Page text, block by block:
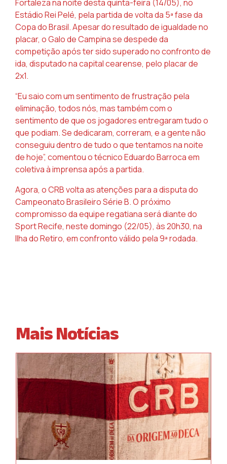
Fortaleza na noite desta quinta-feira (14/05), no
Estádio Rei Pelé, pela partida de volta da 5ª fase da
Copa do Brasil. Apesar do resultado de igualdade no
placar, o Galo de Campina se despede da
competição após ter sido superado no confronto de
ida, disputado na capital cearense, pelo placar de
2x1.
“Eu saio com um sentimento de frustração pela
eliminação, todos nós, mas também com o
sentimento de que os jogadores entregaram tudo o
que podiam. Se dedicaram, correram, e a gente não
conseguiu dentro de tudo o que tentamos na noite
de hoje”, comentou o técnico Eduardo Barroca em
coletiva à imprensa após a partida.
Agora, o CRB volta as atenções para a disputa do
Campeonato Brasileiro Série B. O próximo
compromisso da equipe regatiana será diante do
Sport Recife, neste domingo (22/05), às 20h30, na
Ilha do Retiro, em confronto válido pela 9ª rodada.
Mais Notícias